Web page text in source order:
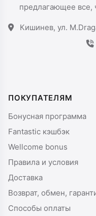
предлагающее все,
Кишинев, ул.
ПОКУПАТЕЛЯМ
Бонусная программа
Fantastic кэшбэк
Wellcome bonus
Правила и условия
Доставка
Возврат, обмен,
Способы оплаты